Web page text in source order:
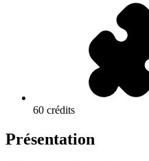
60 crédits
Présentation